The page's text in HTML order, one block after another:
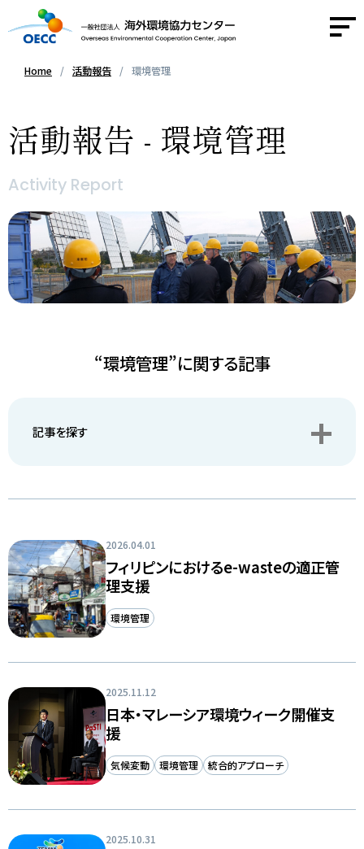
事業紹介
ニュース
採用情報
アクセス
Home 活動報告 環境管理
活動報告 - 環境管理
Activity Report
“環境管理”に関する記事
記事を探す
2026.04.01
フィリピンにおけるe-wasteの適正管
理支援
環境管理
2025.11.12
日本・マレーシア環境ウィーク開催支
援
気候変動 環境管理 統合的アプローチ
2025.10.31